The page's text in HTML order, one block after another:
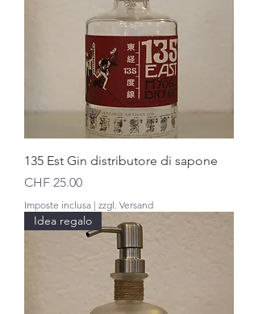
135 Est Gin distributore di sapone
Prezzo
CHF 25.00
Imposte inclusa | zzgl. Versand
Idea regalo